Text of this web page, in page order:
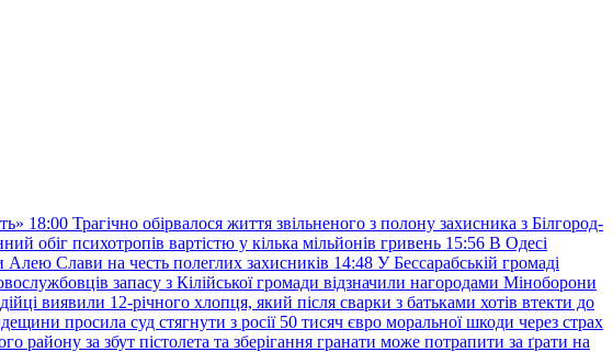
18:00 Трагічно обірвалося життя звільненого з полону захисника з Білгород-
обіг психотропів вартістю у кілька мільйонів гривень 15:56 В Одесі
Алею Слави на честь полеглих захисників 14:48 У Бессарабській громаді
запасу з Кілійської громади відзначили нагородами Міноборони
виявили 12-річного хлопця, який після сварки з батьками хотів втекти до
просила суд стягнути з росії 50 тисяч євро моральної шкоди через страх
району за збут пістолета та зберігання гранати може потрапити за ґрати на